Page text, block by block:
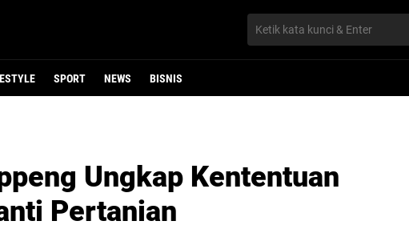
SPORT NEWS BISNIS
Ungkap Kententuan
Pertanian